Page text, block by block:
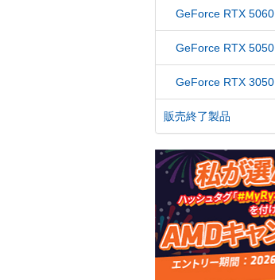
GeForce RTX 5060
GeForce RTX 5050
GeForce RTX 3050
販売終了製品